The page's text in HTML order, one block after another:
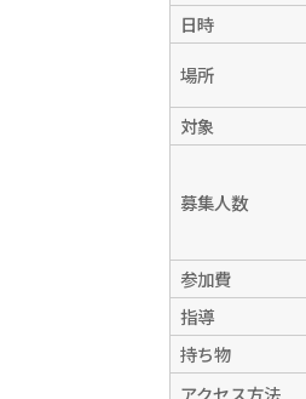
日時
場所
対象
募集人数
参加費
指導
持ち物
アクセス方法